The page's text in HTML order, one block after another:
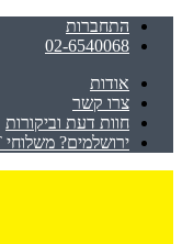
התחברות
02-6540068
אודות
צרו קשר
חוות דעת וביקורות
ירושלמים? משלוחי WOLT מעכשיו לעכשיו!